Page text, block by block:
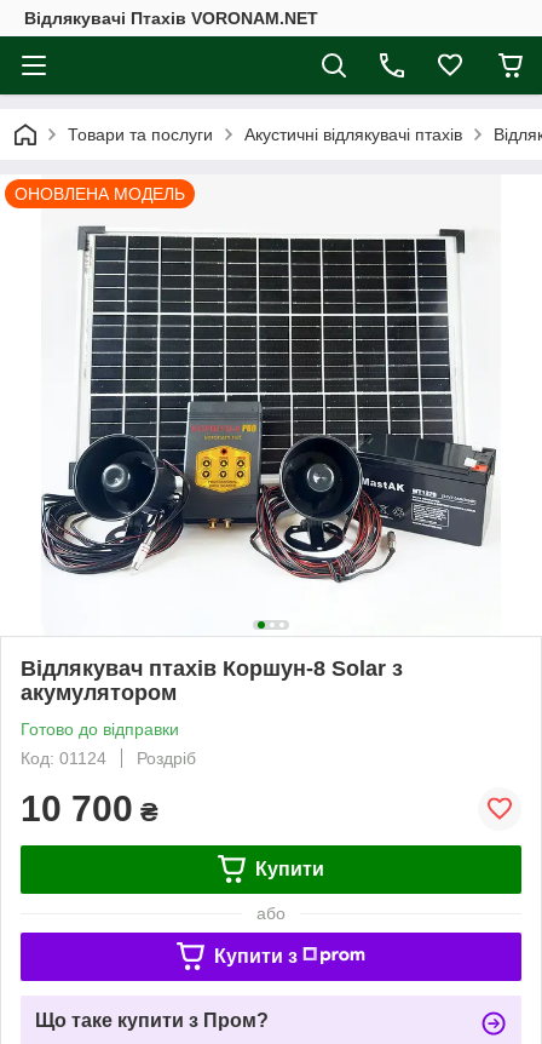
Відлякувачі Птахів VORONAM.NET
Товари та послуги Акустичні відлякувачі птахів
ОНОВЛЕНА МОДЕЛЬ
Відлякувач птахів Коршун-8 Solar з
акумулятором
Готово до відправки
Код: 01124
Роздріб
10 700 ₴
Купити
або
Купити з
Що таке купити з Пром?